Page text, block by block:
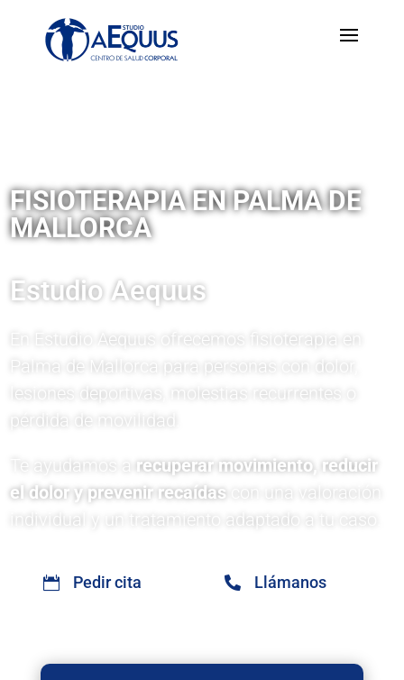
FISIOTERAPIA EN PALMA DE
MALLORCA
Estudio Aequus
En Estudio Aequus ofrecemos fisioterapia en
Palma de Mallorca para personas con dolor,
lesiones deportivas, molestias recurrentes o
pérdida de movilidad.
Te ayudamos arecuperar movimiento, reducir
el dolor y prevenir recaídas con una valoración
individual y un tratamiento adaptado a tu caso.
Pedir cita Llámanos